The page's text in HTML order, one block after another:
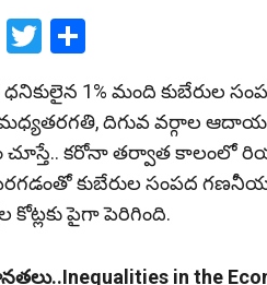
CopyTwitter
1% మంది కుబేరుల
దిగువ వర్గాల ఆదాయ
చూస్తే.. కరోనా తర్వాత‌ కాలంలో
పెరగడంతో కుబేరుల సంపద
కోట్లకు పైగా పెరిగింది.
in the